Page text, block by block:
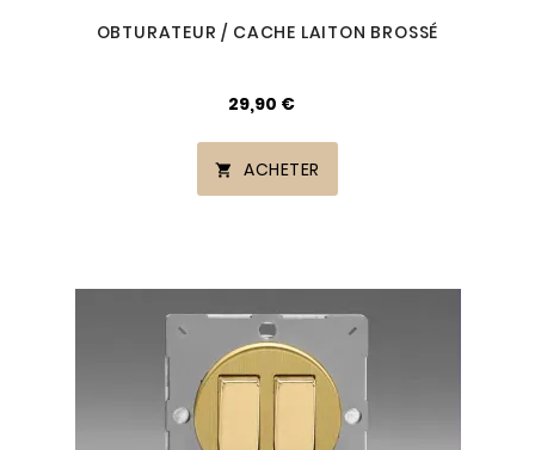
OBTURATEUR / CACHE LAITON BROSSÉ
29,90 €
 ACHETER